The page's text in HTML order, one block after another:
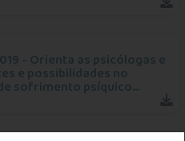
- Orienta as psicólogas e
e possibilidades no
sofrimento psíquico